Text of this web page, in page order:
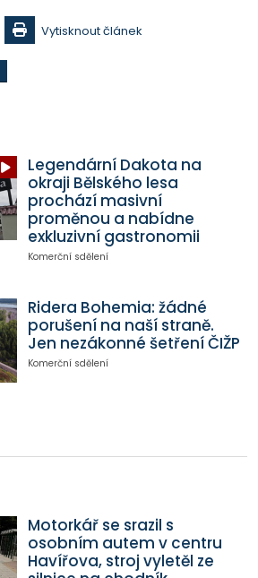
Vytisknout článek
Legendární Dakota na
okraji Bělského lesa
prochází masivní
proměnou a nabídne
exkluzivní gastronomii
Komerční sdělení
Ridera Bohemia: žádné
porušení na naší straně.
Jen nezákonné šetření ČIŽP
Komerční sdělení
Motorkář se srazil s
osobním autem v centru
Havířova, stroj vyletěl ze